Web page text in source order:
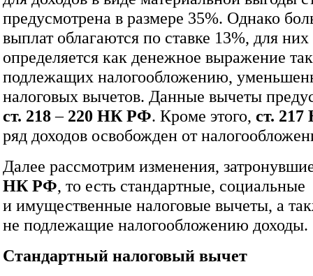
предусмотрена в размере 35%. Однако
выплат облагаются по ставке 13%, для них
определяется как денежное выражение
подлежащих налогообложению,
налоговых вычетов. Данные вычеты
ст. 218– 220 НК РФ. Кроме этого, ст.
ряд доходов освобожден от
Далее рассмотрим изменения,
НК РФ, то есть стандартные, социальные
и имущественные налоговые вычеты, а
не подлежащие налогообложению доходы.
Стандартный налоговый вычет